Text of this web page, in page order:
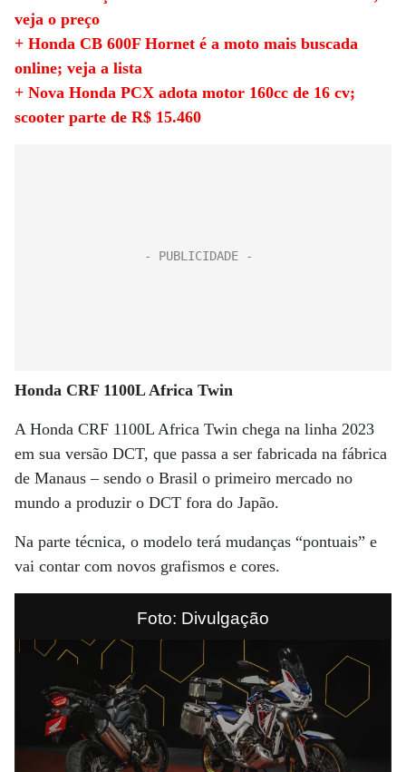
veja o preço
+ Honda CB 600F Hornet é a moto mais buscada
online; veja a lista
+ Nova Honda PCX adota motor 160cc de 16 cv;
scooter parte de R$ 15.460
Honda CRF 1100L Africa Twin
A Honda CRF 1100L Africa Twin chega na linha 2023
em sua versão DCT, que passa a ser fabricada na fábrica
de Manaus – sendo o Brasil o primeiro mercado no
mundo a produzir o DCT fora do Japão.
Na parte técnica, o modelo terá mudanças “pontuais” e
vai contar com novos grafismos e cores.
Foto: Divulgação